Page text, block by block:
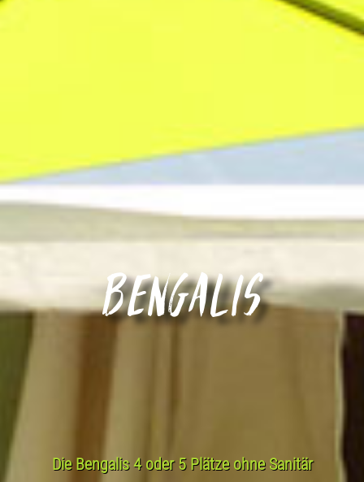
Die Bengalis 4 oder 5 Plätze ohne Sanitär
Bengalis